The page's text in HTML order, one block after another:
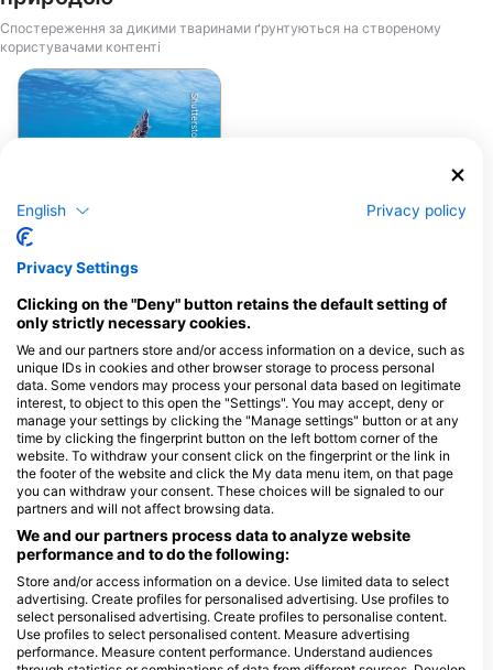
Спостереження за дикими тваринами ґрунтуються на створеному
користувачами контенті
Shutterstock-Shane Myers Photography
Зелена черепаха
3Спостереження
J F M A M J J A S O N D
Дайвінг-центри обслуговують цей
дайвінг-сайт
Scuba Guam
167 Marine Corp Dr, 96910
Hagatna, ГУАМ
English Privacy policy
Privacy Settings
Clicking on the "Deny" button retains the default setting of
only strictly necessary cookies.
We and our partners store and/or access information on a device, such as
unique IDs in cookies and other browser storage to process personal
data. Some vendors may process your personal data based on legitimate
interest, to object to this open the "Settings". You may accept, deny or
manage your settings by clicking the "Manage settings" button or at any
time by clicking the fingerprint button on the left bottom corner of the
website. To withdraw your consent click on the fingerprint or the link in
the footer of the website and click the My data menu item, on that page
you can withdraw your consent. These choices will be signaled to our
partners and will not affect browsing data.
We and our partners process data to analyze website
performance and to do the following:
Store and/or access information on a device. Use limited data to select
advertising. Create profiles for personalised advertising. Use profiles to
select personalised advertising. Create profiles to personalise content.
Use profiles to select personalised content. Measure advertising
performance. Measure content performance. Understand audiences